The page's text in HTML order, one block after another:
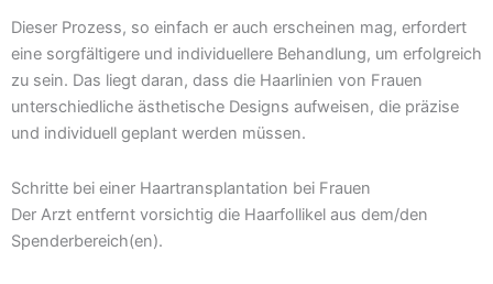
Dieser Prozess, so einfach er auch erscheinen mag, erfordert
eine sorgfältigere und individuellere Behandlung, um erfolgreich
zu sein. Das liegt daran, dass die Haarlinien von Frauen
unterschiedliche ästhetische Designs aufweisen, die präzise
und individuell geplant werden müssen.
Schritte bei einer Haartransplantation bei Frauen
Der Arzt entfernt vorsichtig die Haarfollikel aus dem/den
Spenderbereich(en).